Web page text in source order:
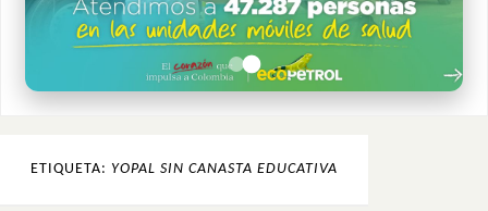
ETIQUETA: YOPAL SIN CANASTA EDUCATIVA